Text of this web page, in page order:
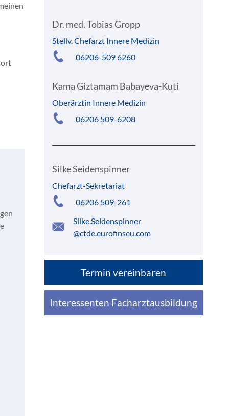
Dr. med. Tobias Gropp
Stellv. Chefarzt Innere Medizin
06206-509 6260
Kama Giztamam Babayeva-Kuti
Oberärztin Innere Medizin
06206 509-6208
Silke Seidenspinner
Chefarzt-Sekretariat
06206 509-261
Silke.Seidenspinner
@ctde.eurofinseu.com
Termin vereinbaren
Interessenten Facharztausbildung